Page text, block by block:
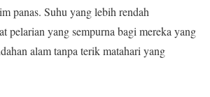
panas. Suhu yang lebih rendah
pelarian yang sempurna bagi mereka yang
alam tanpa terik matahari yang